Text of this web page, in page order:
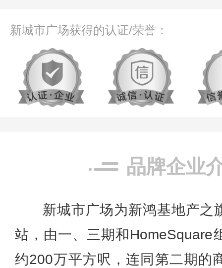
新城市广场获得的认证/荣誉：
品牌企业
新城市广场为新鸿基地产之
站，由一、三期和HomeSquare
约200万平方呎，连同第二期的